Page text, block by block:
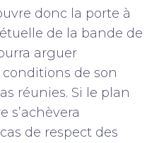
donc la porte à
de la bande de
arguer
de son
réunies. Si le plan
s’achèvera
de respect des